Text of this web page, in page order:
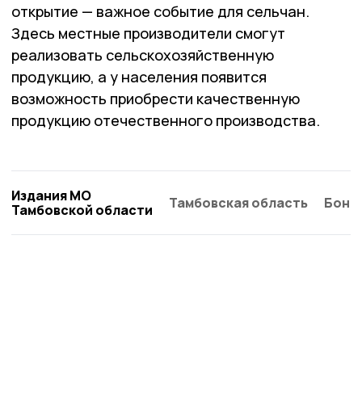
открытие — важное событие для сельчан.
Здесь местные производители смогут
реализовать сельскохозяйственную
продукцию, а у населения появится
возможность приобрести качественную
продукцию отечественного производства.
Издания МО
Тамбовской области
Тамбовская область